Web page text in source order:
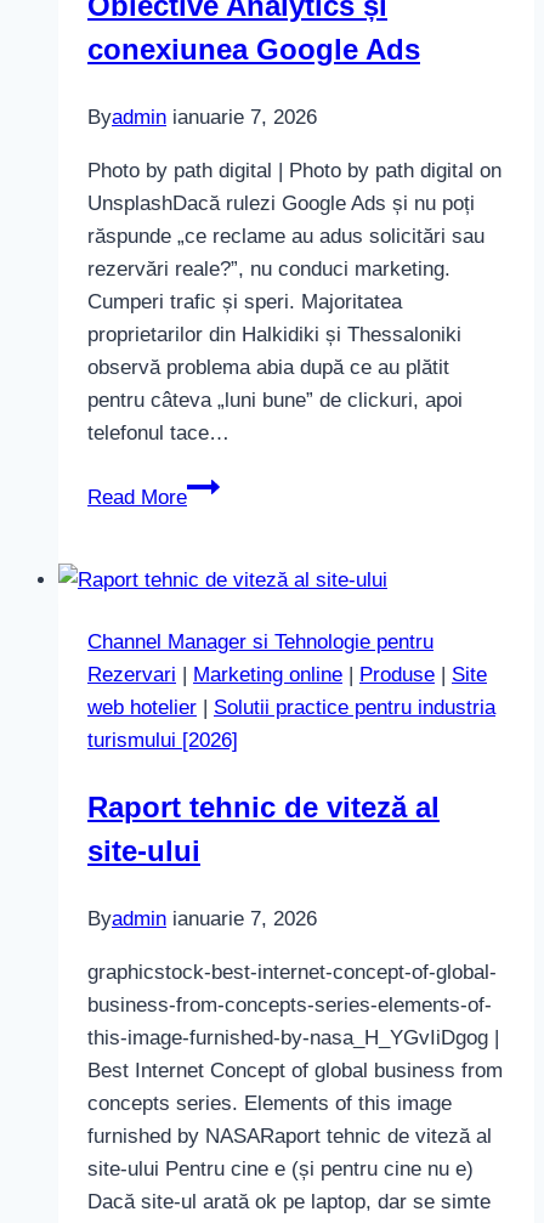
conexiunea Google Ads
Byadmin ianuarie 7, 2026
Photo by path digital | Photo by path digital on
UnsplashDacă rulezi Google Ads și nu poți
răspunde „ce reclame au adus solicitări sau
rezervări reale?”, nu conduci marketing.
Cumperi trafic și speri. Majoritatea
proprietarilor din Halkidiki și Thessaloniki
observă problema abia după ce au plătit
pentru câteva „luni bune” de clickuri, apoi
telefonul tace…
Read More
Obiective
conexiunea
Ads
Channel Manager si Tehnologie pentru
Rezervari | Marketing online | Produse | Site
web hotelier | Solutii practice pentru industria
turismului [2026]
Raport tehnic de viteză al
site-ului
Byadmin ianuarie 7, 2026
graphicstock-best-internet-concept-of-global-
business-from-concepts-series-elements-of-
this-image-furnished-by-nasa_H_YGvIiDgog |
Best Internet Concept of global business from
concepts series. Elements of this image
furnished by NASARaport tehnic de viteză al
site-ului Pentru cine e (și pentru cine nu e)
Dacă site-ul arată ok pe laptop, dar se simte